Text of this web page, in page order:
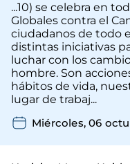
...10) se celebra en
Globales contra el
ciudadanos de todo
distintas iniciativas
luchar con los
hombre. Son
hábitos de vida,
lugar de trabaj...
Miércoles, 06